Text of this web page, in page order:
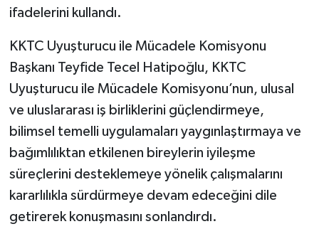
ifadelerini kullandı.
KKTC Uyuşturucu ile Mücadele Komisyonu
Başkanı Teyfide Tecel Hatipoğlu, KKTC
Uyuşturucu ile Mücadele Komisyonu’nun, ulusal
ve uluslararası iş birliklerini güçlendirmeye,
bilimsel temelli uygulamaları yaygınlaştırmaya ve
bağımlılıktan etkilenen bireylerin iyileşme
süreçlerini desteklemeye yönelik çalışmalarını
kararlılıkla sürdürmeye devam edeceğini dile
getirerek konuşmasını sonlandırdı.